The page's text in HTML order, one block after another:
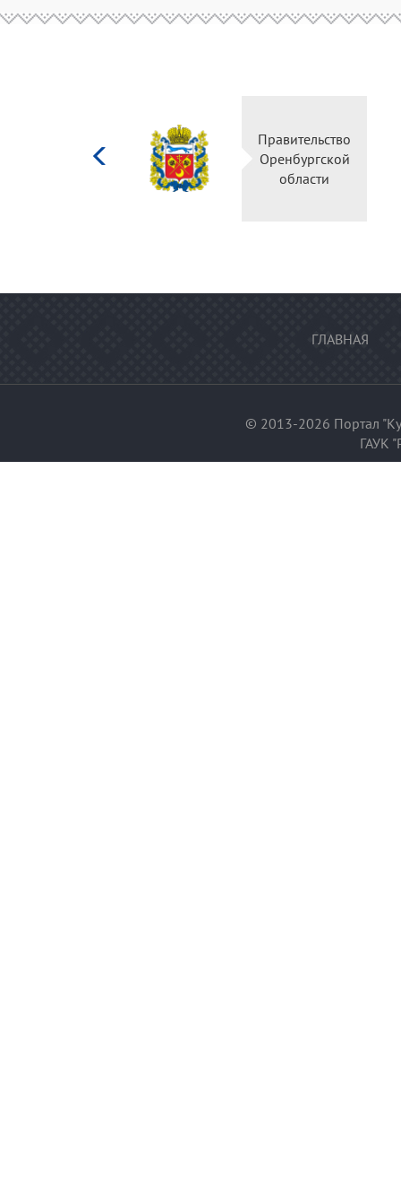
Правительство
Оренбургской
области
ГЛАВНАЯ
© 2013-2026 Портал
ГАУК